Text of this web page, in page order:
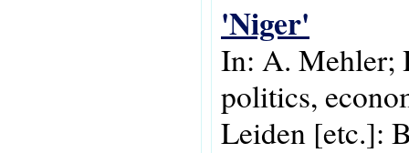
'Niger'
In: A. Mehler;
politics,
Leiden [etc.]: